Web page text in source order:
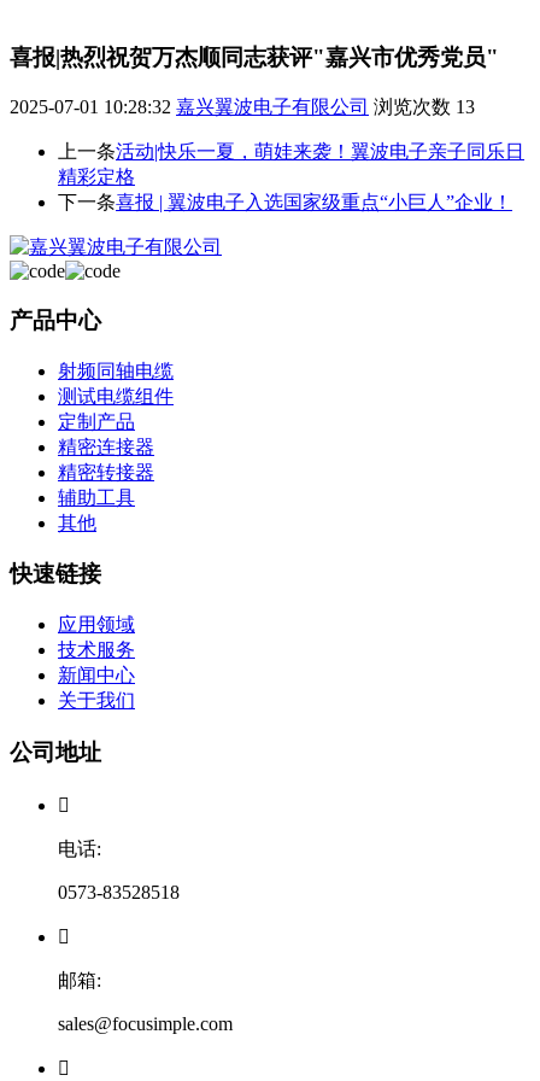
喜报|热烈祝贺万杰顺同志获评"嘉兴市优秀党员"
2025-07-01 10:28:32 嘉兴翼波电子有限公司 浏览次数 13
上一条活动|快乐一夏，萌娃来袭！翼波电子亲子同乐日
精彩定格
下一条喜报 | 翼波电子入选国家级重点“小巨人”企业！
产品中心
射频同轴电缆
测试电缆组件
定制产品
精密连接器
精密转接器
辅助工具
其他
快速链接
应用领域
技术服务
新闻中心
关于我们
公司地址

电话:
0573-83528518

邮箱:
sales@focusimple.com
